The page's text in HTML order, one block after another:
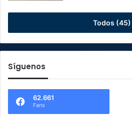
Todos (45)
Síguenos
62.661
Fans